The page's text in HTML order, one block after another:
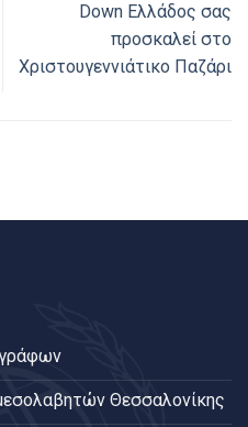
Down Ελλάδος σας
προσκαλεί στο
Χριστουγεννιάτικο Παζάρι
Θεσσαλονίκης